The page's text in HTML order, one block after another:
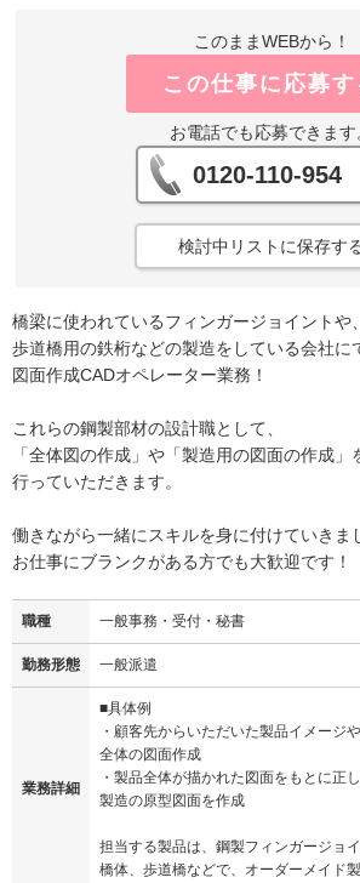
このままWEBから！
この仕事に応募す
お電話でも応募できます
0120-110-954
検討中リストに保存す
橋梁に使われているフィンガージョイントや、
歩道橋用の鉄桁などの製造をしている会社に
図面作成CADオペレーター業務！
これらの鋼製部材の設計職として、
「全体図の作成」や「製造用の図面の作成」
行っていただきます。
働きながら一緒にスキルを身に付けていきま
お仕事にブランクがある方でも大歓迎です！
職種 一般事務・受付・秘書
勤務形態 一般派遣
業務詳細
■具体例
・顧客先からいただいた製品イメージ
全体の図面作成
・製品全体が描かれた図面をもとに正
製造の原型図面を作成
担当する製品は、鋼製フィンガージョイ
橋体、歩道橋などで、オーダーメイド